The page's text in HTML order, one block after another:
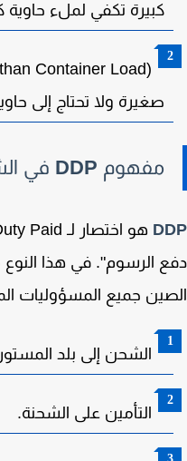
كبيرة تكفي لملء حاوية
than Container Load)
صغيرة ولا تحتاج إلى حاوية
مفهومDDPفي
هو اختصار لـ Duty Paid
الرسوم". في هذا النوع من
جميع المسؤوليات
الشحن إلى بلد المستورد.
التأمين على الشحنة.